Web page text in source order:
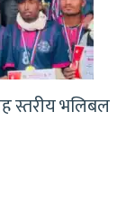
स्तरीय भलिबल